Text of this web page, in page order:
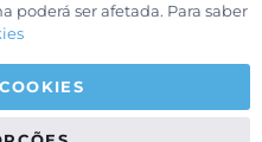
poderá ser afetada. Para saber